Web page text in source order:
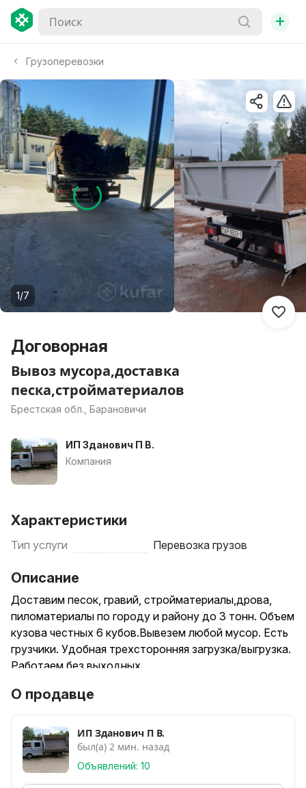
+
Грузоперевозки
1/7
Договорная
Вывоз мусора,доставка
песка,стройматериалов
Брестская обл., Барановичи
ИП Зданович П В.
Компания
Характеристики
Тип услуги Перевозка грузов
Описание
Доставим песок, гравий, стройматериалы,дрова,
пиломатериалы по городу и району до 3 тонн. Объем
кузова честных 6 кубов.Вывезем любой мусор. Есть
грузчики. Удобная трехсторонняя загрузка/выгрузка.
Работаем без выходных.
О продавце
ИП Зданович П В.
был(а) 2 мин. назад
Объявлений: 10